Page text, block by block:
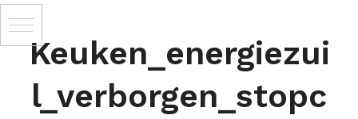
Keuken_energiezui
L_verborgen_stopc